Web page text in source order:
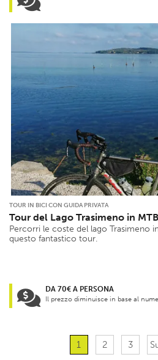
TOUR IN BICI CON GUIDA PRIVATA
Tour del Lago Trasimeno in MTB
Percorri le coste del lago Trasimeno
questo fantastico tour.
DA 70€ A PERSONA
Il prezzo diminuisce in base al
1 2 3